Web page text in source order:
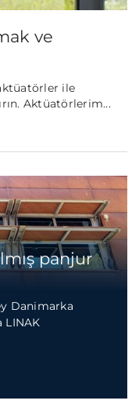
ve
ile
Aktüatörlerim...
panjur
Danimarka
LINAK